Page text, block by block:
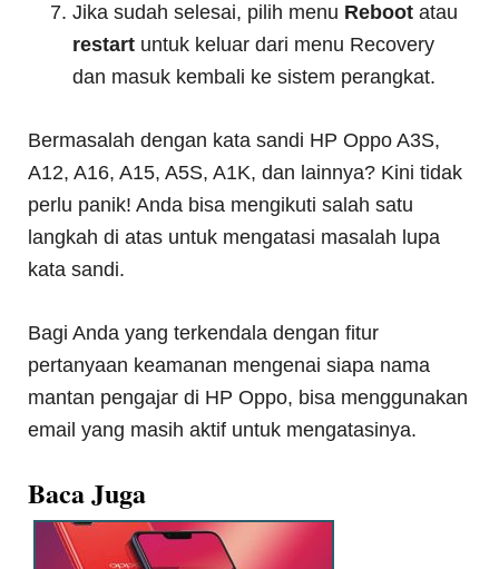
Jika sudah selesai, pilih menu Rebootatau
restart untuk keluar dari menu Recovery
dan masuk kembali ke sistem perangkat.
Bermasalah dengan kata sandi HP Oppo A3S,
A12, A16, A15, A5S, A1K, dan lainnya? Kini tidak
perlu panik! Anda bisa mengikuti salah satu
langkah di atas untuk mengatasi masalah lupa
kata sandi.
Bagi Anda yang terkendala dengan fitur
pertanyaan keamanan mengenai siapa nama
mantan pengajar di HP Oppo, bisa menggunakan
email yang masih aktif untuk mengatasinya.
Baca Juga